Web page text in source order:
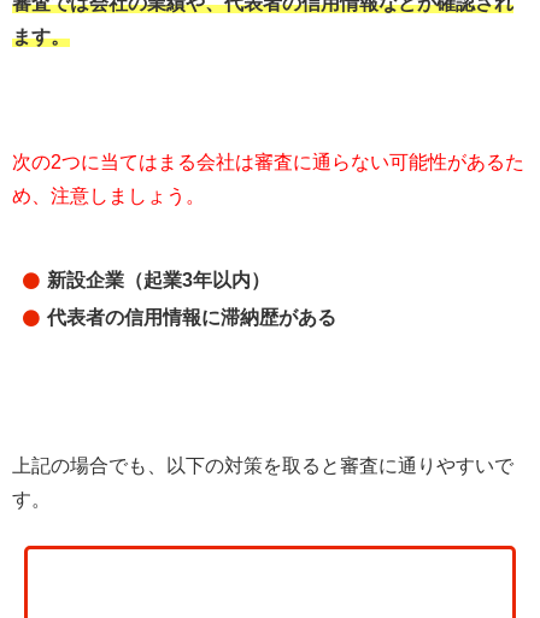
ます。
次の2つに当てはまる会社は審査に通らない可能性があるた
め、注意しましょう。
新設企業（起業3年以内）
代表者の信用情報に滞納歴がある
上記の場合でも、以下の対策を取ると審査に通りやすいで
す。